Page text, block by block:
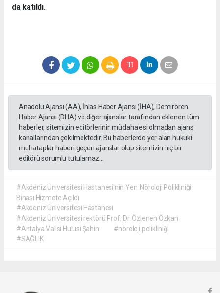
da katıldı.
Anadolu Ajansı (AA), İhlas Haber Ajansı (İHA), Demirören
Haber Ajansı (DHA) ve diğer ajanslar tarafından eklenen tüm
haberler, sitemizin editörlerinin müdahalesi olmadan ajans
kanallarından çekilmektedir. Bu haberlerde yer alan hukuki
muhataplar haberi geçen ajanslar olup sitemizin hiç bir
editörü sorumlu tutulamaz...
#Akdeniz Üniversitesi Hastanesi'nin Yeni Nöroloji Polikliniği
Binası Hizmete Açıldı
#Akdeniz Üniversitesi Hastanesi
#Akdeniz Üniversitesi rektörü Prof. Dr. Özlenen Özkan
#Antalya Valisi Hulusi Şahin
#nöroloji polikliniği
#SAĞLIK